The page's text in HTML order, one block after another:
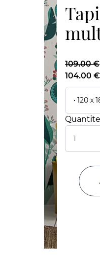
109.00 €
104.00 €
Quantite